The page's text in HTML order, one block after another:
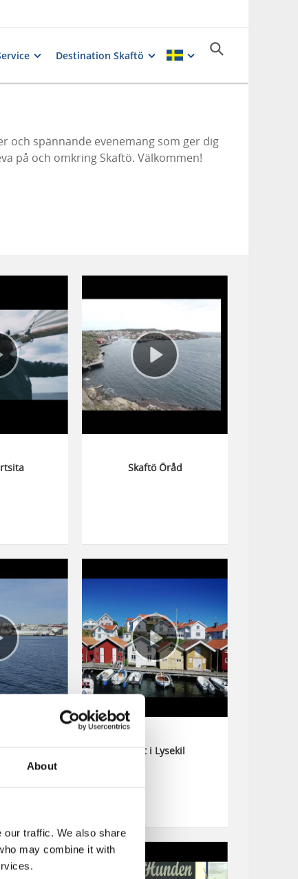
About
our traffic. We also share
may combine it with
Destination Skaftö
och spännande evenemang som ger dig
på och omkring Skaftö. Välkommen!
Skaftö Öråd
Livet i Lysekil